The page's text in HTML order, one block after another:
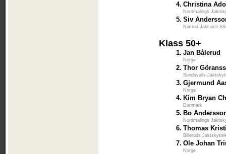
4. Christina
Nordmalings
5. Siv
Nimrod Jakt och
Klass 50+
1. Jan Bålerud
Norge
2. Thor
Sundsvalls
3. Gjermund
Norge
4. Kim Bryan
Danmark
5. Bo
Nordmalings
6. Thomas
Billeruds
7. Ole Johan
Norge